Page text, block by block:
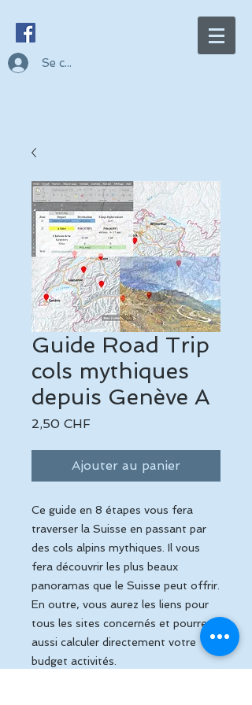
Se connecter
Guide Road Trip
cols mythiques
depuis Genève A
2,50 CHFPrix
Ajouter au panier
Ce guide en 8 étapes vous fera
traverser la Suisse en passant par
des cols alpins mythiques. Il vous
fera découvrir les plus beaux
panoramas que le Suisse peut offrir.
En outre, vous aurez les liens pour
tous les sites concernés et pourrez
aussi calculer directement votre
budget activités.